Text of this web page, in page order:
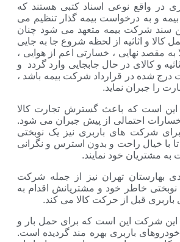
اسناد کتبی هستند که
بیمه گذار تنظیم می
متعهد می شود چنان
از لحظه شروع جا به جایی
، خسارتی اعم از هوایی ،
حال جابجایی وارد گردد و
شرکت بیمه باشد ،
باعث گسترش تجارت کالا
از پیش جبران می شود.
باربری نیز یک نوبختی
و بدون استرس و نگرانی
نمایند.
نیز از جمله شرکت
و مشتریانش اقدام به
حرکت کالا می کند.
است که برای حمل بار و
بهره مند گردیده است.